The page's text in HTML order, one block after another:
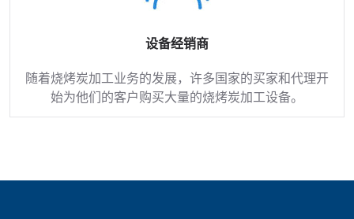
设备经销商
随着烧烤炭加工业务的发展，许多国家的买家和代理开
始为他们的客户购买大量的烧烤炭加工设备。